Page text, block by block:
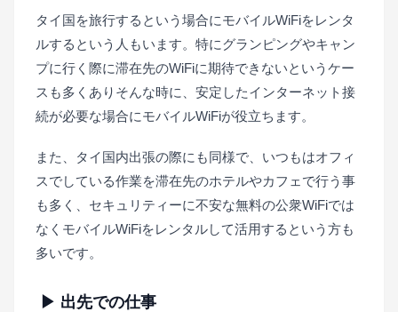
す。
タイ国を旅行するという場合にモバイルWiFiをレンタ
ルするという人もいます。特にグランピングやキャン
プに行く際に滞在先のWiFiに期待できないというケー
スも多くありそんな時に、安定したインターネット接
続が必要な場合にモバイルWiFiが役立ちます。
また、タイ国内出張の際にも同様で、いつもはオフィ
スでしている作業を滞在先のホテルやカフェで行う事
も多く、セキュリティーに不安な無料の公衆WiFiでは
なくモバイルWiFiをレンタルして活用するという方も
多いです。
▶ 出先での仕事